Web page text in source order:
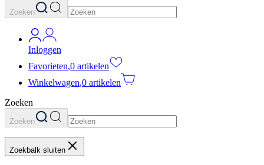
Zoeken
Inloggen
Favorieten,0 artikelen
Winkelwagen,0 artikelen
Zoeken
Zoeken
Zoekbalk sluiten